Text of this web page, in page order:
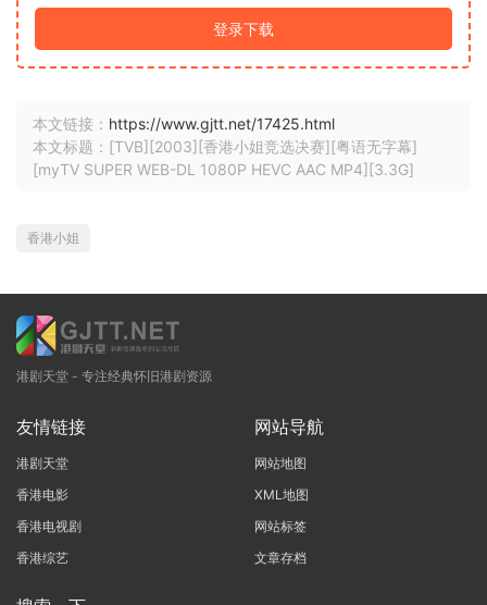
登录下载
本文链接： https://www.gjtt.net/17425.html
本文标题：[TVB][2003][香港小姐竞选决赛][粤语无字幕]
[myTV SUPER WEB-DL 1080P HEVC AAC MP4][3.3G]
香港小姐
港剧天堂 - 专注经典怀旧港剧资源
友情链接
港剧天堂
香港电影
香港电视剧
香港综艺
网站导航
网站地图
XML地图
网站标签
文章存档